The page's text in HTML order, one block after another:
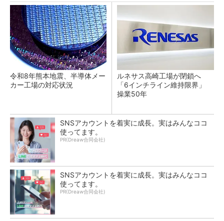
令和8年熊本地震、半導体メー
カー工場の対応状況
ルネサス高崎工場が閉鎖へ
「6インチライン維持限界」
操業50年
SNSアカウントを着実に成長。実はみんなココ
使ってます。
PR(Dreaw合同会社)
SNSアカウントを着実に成長。実はみんなココ
使ってます。
PR(Dreaw合同会社)